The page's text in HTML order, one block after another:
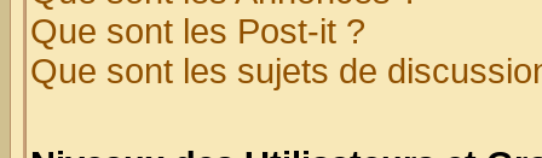
Que sont les Post-it ?
Que sont les sujets de